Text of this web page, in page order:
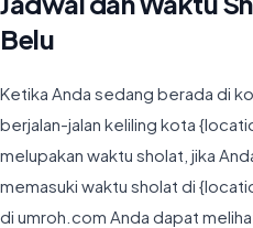
Belu
Ketika Anda sedang berada di
berjalan-jalan keliling kota
melupakan waktu sholat, jika
memasuki waktu sholat di
di umroh.com Anda dapat